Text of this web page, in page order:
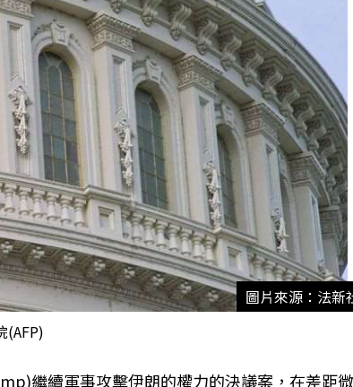
圖片來源：法新
(AFP)
繼續軍事攻擊伊朗的權力的決議案，在差距